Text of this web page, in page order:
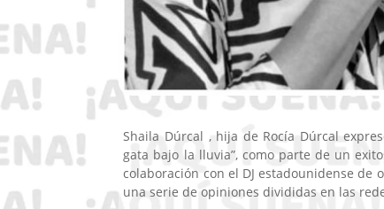
Shaila Dúrcal , hija de Rocía Dúrcal
gata bajo la lluvia”, como parte de un
colaboración con el DJ estadounidense de
una serie de opiniones divididas en las